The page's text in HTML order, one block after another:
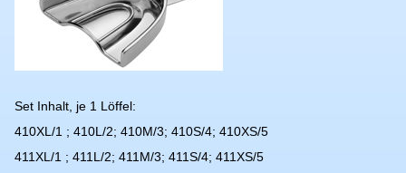
Set Inhalt, je 1 Löffel:
410XL/1 ; 410L/2; 410M/3; 410S/4; 410XS/5
411XL/1 ; 411L/2; 411M/3; 411S/4; 411XS/5